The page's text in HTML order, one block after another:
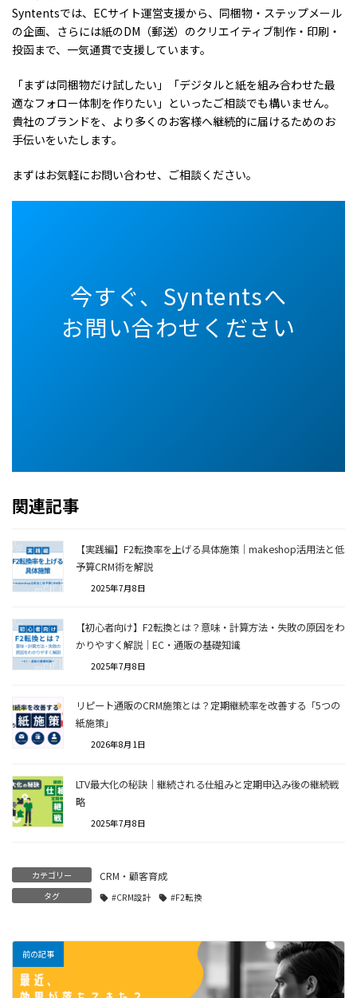
Syntentsでは、ECサイト運営支援から、同梱物・ステップメール
の企画、さらには紙のDM（郵送）のクリエイティブ制作・印刷・
投函まで、一気通貫で支援しています。
「まずは同梱物だけ試したい」「デジタルと紙を組み合わせた最
適なフォロー体制を作りたい」といったご相談でも構いません。
貴社のブランドを、より多くのお客様へ継続的に届けるためのお
手伝いをいたします。
まずはお気軽にお問い合わせ、ご相談ください。
今すぐ、 Syntentsへ
お問い合わせください
関連記事
【実践編】F2転換率を上げる具体施策｜makeshop活用法と低
予算CRM術を解説
2025年7月8日
【初心者向け】F2転換とは？意味・計算方法・失敗の原因をわ
かりやすく解説｜EC・通販の基礎知識
2025年7月8日
リピート通販のCRM施策とは？定期継続率を改善する「5つの
紙施策」
2026年8月1日
LTV最大化の秘訣｜継続される仕組みと定期申込み後の継続戦
略
2025年7月8日
カテゴリー CRM・顧客育成
タグ #CRM設計 #F2転換
前の記事